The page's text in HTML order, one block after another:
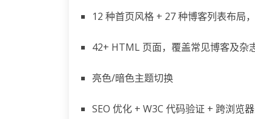
12 种首页风格 + 27 种博客列表布局
42+ HTML 页面，覆盖常见博客及杂
亮色/暗色主题切换
SEO 优化 + W3C 代码验证 + 跨浏览